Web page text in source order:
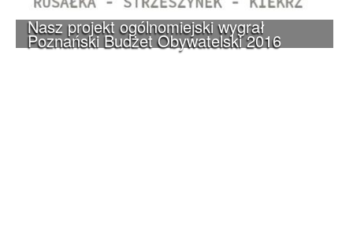
Nasz projekt ogólnomiejski wygrał
Poznański Budżet Obywatelski 2016